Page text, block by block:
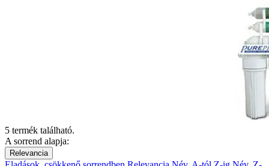
5 termék található.
A sorrend alapja:
Relevancia